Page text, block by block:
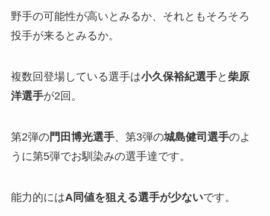
野手の可能性が高いとみるか、それともそろそろ
投手が来るとみるか。
複数回登場している選手は小久保裕紀選手と 柴原
洋選手が2回。
第2弾の門田博光選手、第3弾の城島健司選手のよ
うに第5弾でお馴染みの選手達です。
能力的にはA同値を狙える選手が少ないです。